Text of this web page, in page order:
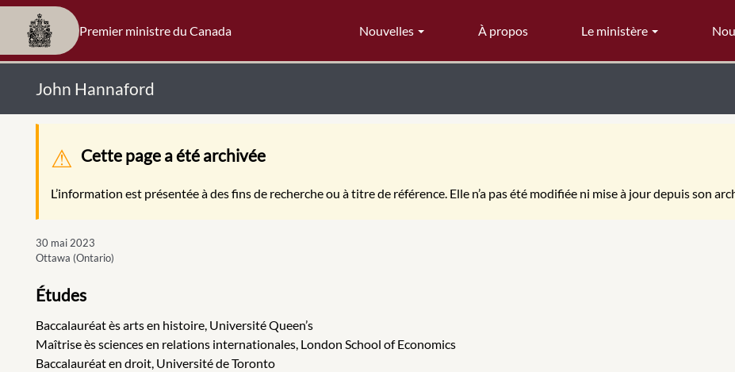
Premier ministre du Canada Nouvelles À propos Le ministère
John Hannaford
Message d'avertissement
Cette page a été archivée
L’information est présentée à des fins de recherche ou à titre de référence. Elle n’a pas été modifiée ni mise à jour depuis son
30 mai 2023
Ottawa (Ontario)
Études
Baccalauréat ès arts en histoire, Université Queen’s
Maîtrise ès sciences en relations internationales, London School of Economics
Baccalauréat en droit, Université de Toronto